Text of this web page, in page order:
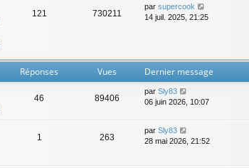
121 730211
par supercook
14 juil. 2025, 21:25
Réponses Vues Dernier message
46 89406
par Sly83
06 juin 2026, 10:07
1 263
par Sly83
28 mai 2026, 21:52